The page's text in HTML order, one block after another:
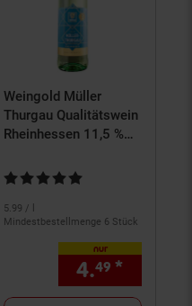
€ Sternchen
Weingold Müller
Thurgau Qualitätswein
Rheinhessen 11,5 %
Kundenbewertung: 4,76 von 5
5.99 / l
Mindestbestellmenge 6 Stück
nur
4.49 *